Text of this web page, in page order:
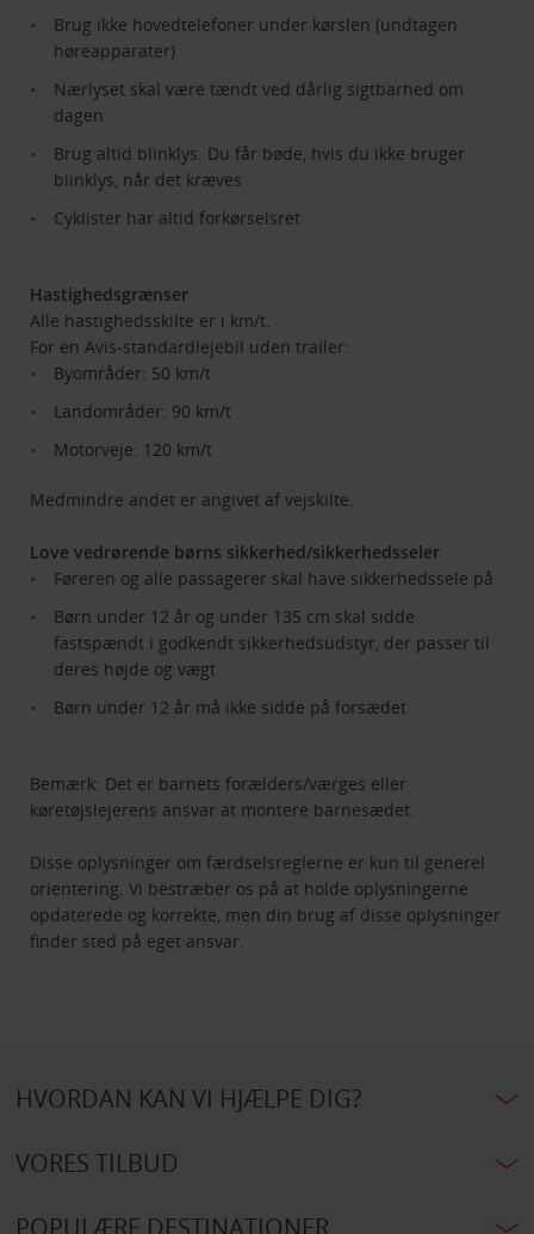
Brug ikke hovedtelefoner under kørslen (undtagen
høreapparater)
Nærlyset skal være tændt ved dårlig sigtbarhed om
dagen
Brug altid blinklys. Du får bøde, hvis du ikke bruger
blinklys, når det kræves
Cyklister har altid forkørselsret
Hastighedsgrænser
Alle hastighedsskilte er i km/t.
For en Avis-standardlejebil uden trailer:
Byområder: 50 km/t
Landområder: 90 km/t
Motorveje: 120 km/t
Medmindre andet er angivet af vejskilte.
Love vedrørende børns sikkerhed/sikkerhedsseler
Føreren og alle passagerer skal have sikkerhedssele på
Børn under 12 år og under 135 cm skal sidde
fastspændt i godkendt sikkerhedsudstyr, der passer til
deres højde og vægt
Børn under 12 år må ikke sidde på forsædet
Bemærk: Det er barnets forælders/værges eller
køretøjslejerens ansvar at montere barnesædet.
Disse oplysninger om færdselsreglerne er kun til generel
orientering. Vi bestræber os på at holde oplysningerne
opdaterede og korrekte, men din brug af disse oplysninger
finder sted på eget ansvar.
HVORDAN KAN VI HJÆLPE DIG?
VORES TILBUD
POPULÆRE DESTINATIONER